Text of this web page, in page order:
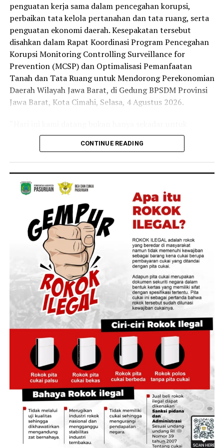
penguatan kerja sama dalam pencegahan korupsi,
perbaikan tata kelola pertanahan dan tata ruang, serta
penguatan ekonomi daerah. Kesepakatan tersebut
disahkan dalam Rapat Koordinasi Program Pencegahan
Korupsi Monitoring Controlling Surveillance for
Prevention (MCSP) dan Optimalisasi Pemanfaatan
Tanah dan Tata Ruang untuk Mendorong Perekonomian
Daerah Wilayah Jawa Barat, di Gedung BPSDM Provinsi
Jawa Barat, Kota Cimahi, Selasa, 4 Agustus 2026.
penandatanganan, tapi kami ingin menyatukan
komitmen, data, sistem, sumber daya, dan kewenangan
agar layanan pertanahan dan tata ruang menghasilkan
manfaat ekonomi yang nyata sekaligus memperkuat
tata kelola yang transparan dan akuntabel,” ujar Staf
Ahli Bidang Pengembangan Kawasan, Dony Erwan
Dony Erwan Brilianto menjelaskan, rencana aksi dalam
kerja sama tersebut diharapkan mampu meningkatkan
kualitas pelayanan publik, memperkuat pendapatan
daerah, memberikan kepastian hukum atas aset,
sekaligus menutup celah penyimpangan dalam tata
kelola pertanahan dan tata ruang.
Ia menjelaskan, terdapat sembilan paket program kerja
sama yang dapat dipilih dan disesuaikan dengan
kebutuhan masing-masing daerah, yaitu Integrasi
Nomor Induk Bidang (NIB) dan Nomor Objek Pajak
(NOP); Integrasi Layanan Pertanahan dengan Mal
Pelayanan Publik; Percepatan Pendaftaran Tanah;
Percepatan Rencana Detail Tata Ruang (RDTR)
Terintegrasi dalam Online Single Submission (OSS);
Sensus Pertanahan Berbasis Geospasial; Integrasi
Kawasan Pertanian Pangan Berkelanjutan/Lahan
Pertanian Pangan Berkelanjutan (KP2B/LP2B) dalam
RTRW; Optimalisasi Peran Gugus Tugas Reforma Agraria
CONTINUE READING